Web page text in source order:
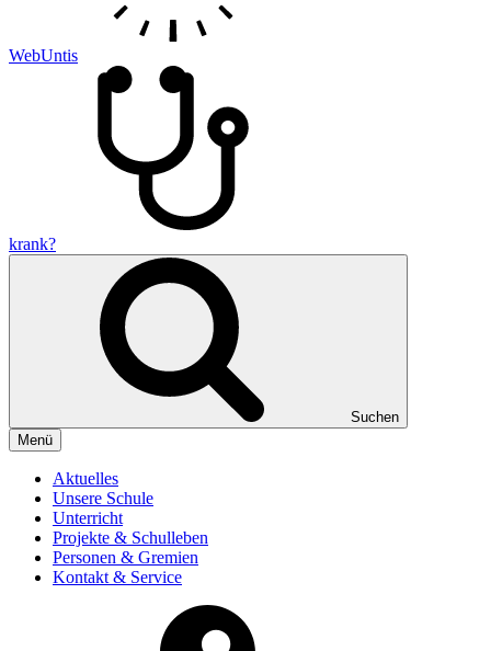
WebUntis
krank?
Suchen
Menü
Aktuelles
Unsere Schule
Unterricht
Projekte & Schulleben
Personen & Gremien
Kontakt & Service